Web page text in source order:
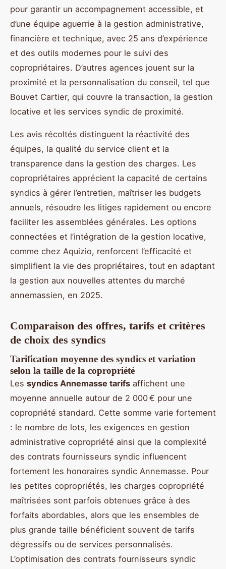
pour garantir un accompagnement accessible, et
d’une équipe aguerrie à la gestion administrative,
financière et technique, avec 25 ans d’expérience
et des outils modernes pour le suivi des
copropriétaires. D’autres agences jouent sur la
proximité et la personnalisation du conseil, tel que
Bouvet Cartier, qui couvre la transaction, la gestion
locative et les services syndic de proximité.
Les avis récoltés distinguent la réactivité des
équipes, la qualité du service client et la
transparence dans la gestion des charges. Les
copropriétaires apprécient la capacité de certains
syndics à gérer l’entretien, maîtriser les budgets
annuels, résoudre les litiges rapidement ou encore
faciliter les assemblées générales. Les options
connectées et l’intégration de la gestion locative,
comme chez Aquizio, renforcent l’efficacité et
simplifient la vie des propriétaires, tout en adaptant
la gestion aux nouvelles attentes du marché
annemassien, en 2025.
Comparaison des offres, tarifs et critères
de choix des syndics
Tarification moyenne des syndics et variation
selon la taille de la copropriété
Les syndics Annemasse tarifs affichent une
moyenne annuelle autour de 2 000 € pour une
copropriété standard. Cette somme varie fortement
: le nombre de lots, les exigences en gestion
administrative copropriété ainsi que la complexité
des contrats fournisseurs syndic influencent
fortement les honoraires syndic Annemasse. Pour
les petites copropriétés, les charges copropriété
maîtrisées sont parfois obtenues grâce à des
forfaits abordables, alors que les ensembles de
plus grande taille bénéficient souvent de tarifs
dégressifs ou de services personnalisés.
L’optimisation des contrats fournisseurs syndic